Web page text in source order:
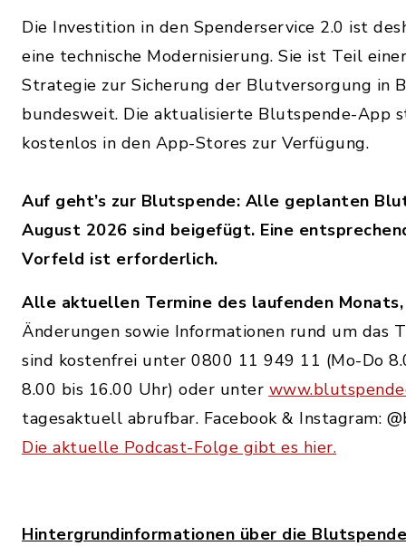
Die Investition in den Spenderservice 2.0 ist
eine technische Modernisierung. Sie ist Teil
Strategie zur Sicherung der Blutversorgung in
bundesweit. Die aktualisierte Blutspende-App
kostenlos in den App-Stores zur Verfügung.
Auf geht’s zur Blutspende: Alle geplanten
August 2026 sind beigefügt. Eine
Vorfeld ist erforderlich.
Alle aktuellen Termine des laufenden Monats,
Änderungen sowie Informationen rund um das
sind kostenfrei unter 0800 11 949 11 (Mo-Do
8.00 bis 16.00 Uhr) oder unter
tagesaktuell abrufbar. Facebook & Instagram:
Die aktuelle Podcast-Folge gibt es hier.
Hintergrundinformationen über die Blutspende